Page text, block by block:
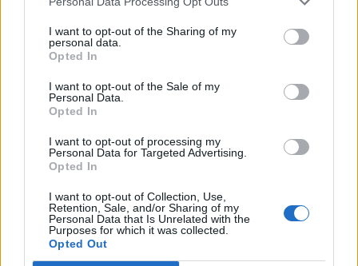
I want to opt-out of the Sharing of my
personal data.
Opted In
I want to opt-out of the Sale of my
Personal Data.
Opted In
I want to opt-out of processing my
Personal Data for Targeted Advertising.
Opted In
I want to opt-out of Collection, Use,
Retention, Sale, and/or Sharing of my
Personal Data that Is Unrelated with the
Purposes for which it was collected.
Opted Out
Resumen de datos de la ruta entre Stadtkreis
Freiburg Im Breisgau y Yverdon-les-Bains
Tipo de
combustible
Precio
por litro
Gasto
5l/100km
Gasto
7l/100km
Gasto
Gasolina 95
0,00€ 11l.-
0,00€
16
0,00€
Gasolina 98 0,00€ 11l.-16